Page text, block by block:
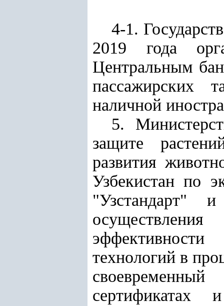
4-1.
2019 года
Центральным
пассажирских
наличной
5.
защите
развития
Узбекистан по
"Узстандарт"
эффективности
технологий в
сертификатах